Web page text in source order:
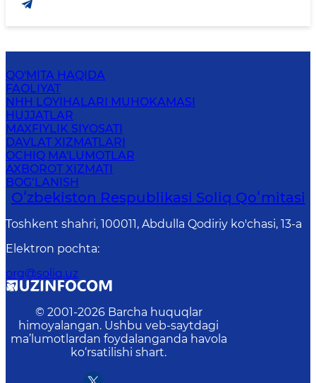
QO'MITA HAQIDA
FAOLIYAT
NHH LOYIHALARI MUHOKAMASI
HUJJATLAR
MAXFIYLIK SIYOSATI
DAVLAT XIZMATLARI
OCHIQ MA'LUMOTLAR
AXBOROT XIZMATI
BOG‘LANISH
Oʻzbekiston Respublikasi Soliq Qoʻmitasi
Toshkent shahri, 100011, Abdulla Qodiriy ko'chasi, 13-a
Elektron pochta:
org@soliq.uz
© 2001-2026 Barcha huquqlar
himoyalangan. Ushbu veb-saytdagi
ma’lumotlardan foydalanganda havola
ko‘rsatilishi shart.